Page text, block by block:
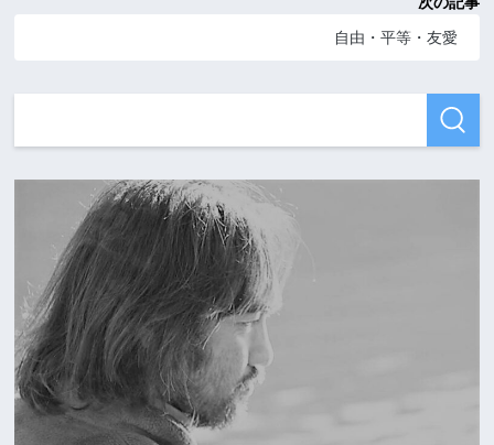
自由・平等・友愛